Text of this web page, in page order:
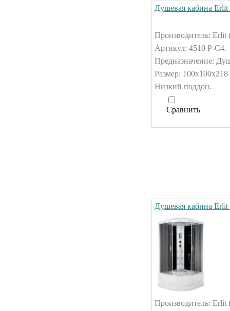
Душевая кабина Erlit
Производитель: Erlit
Артикул: 4510 P-C4.
Предназначение:
Размер: 100x100x218
Низкий поддон.
Сравнить
Душевая кабина Erlit
Производитель: Erlit